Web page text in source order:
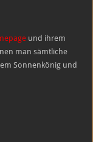
und ihrem
man sämtliche
Sonnenkönig und